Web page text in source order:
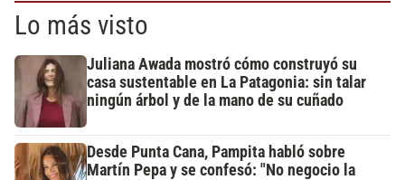
Lo más visto
Juliana Awada mostró cómo construyó su
casa sustentable en La Patagonia: sin talar
ningún árbol y de la mano de su cuñado
Desde Punta Cana, Pampita habló sobre
Martín Pepa y se confesó: "No negocio la